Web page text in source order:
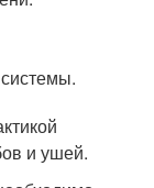
и ушей.